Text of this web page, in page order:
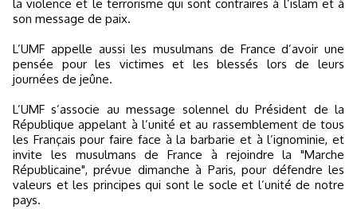
la violence et le terrorisme qui sont contraires à l’islam et à
son message de paix.
L’UMF appelle aussi les musulmans de France d’avoir une
pensée pour les victimes et les blessés lors de leurs
journées de jeûne.
L’UMF s’associe au message solennel du Président de la
République appelant à l’unité et au rassemblement de tous
les Français pour faire face à la barbarie et à l’ignominie, et
invite les musulmans de France à rejoindre la "Marche
Républicaine", prévue dimanche à Paris, pour défendre les
valeurs et les principes qui sont le socle et l’unité de notre
pays.